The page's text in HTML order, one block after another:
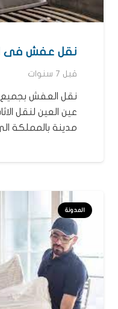
نقل عفش فى
قبل 7 سنوات
نقل العفش
عين العين لنقل
مدينة بالمملكة
المدونة